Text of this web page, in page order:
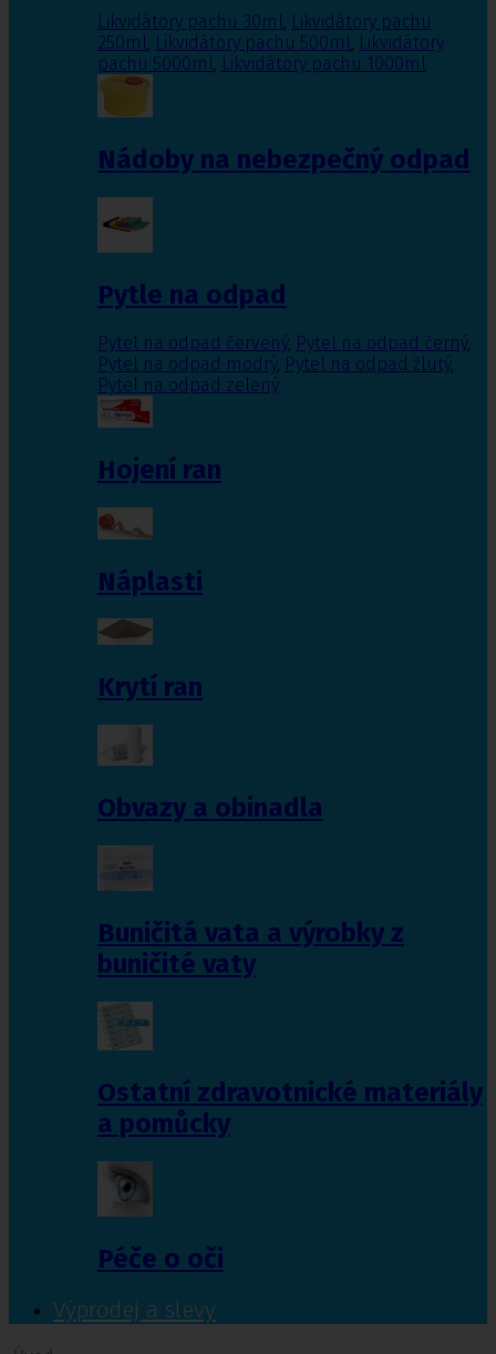
Likvidátory pachu 30ml, Likvidátory pachu
250ml, Likvidátory pachu 500ml, Likvidátory
pachu 5000ml, Likvidátory pachu 1000ml
Nádoby na nebezpečný odpad
Pytle na odpad
Pytel na odpad červený, Pytel na odpad černý,
Pytel na odpad modrý, Pytel na odpad žlutý,
Pytel na odpad zelený
Hojení ran
Náplasti
Krytí ran
Obvazy a obinadla
Buničitá vata a výrobky z
buničité vaty
Ostatní zdravotnické materiály
a pomůcky
Péče o oči
Výprodej a slevy